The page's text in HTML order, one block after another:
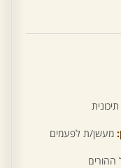
מעשן/ת לפעמים
ההורים